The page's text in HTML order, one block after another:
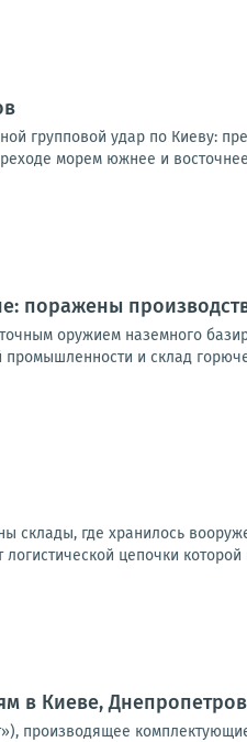
групповой удар по Киеву:
морем южнее и
поражены
оружием наземного
и склад
склады, где хранилось
цепочки которой
Киеве,
производящее